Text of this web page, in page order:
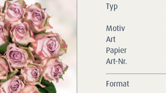
Typ
Motiv
Art
Papier
Art-Nr.
Format